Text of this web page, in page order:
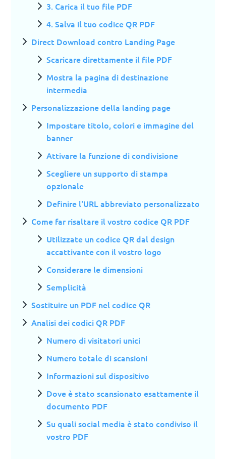
3. Carica il tuo file PDF
4. Salva il tuo codice QR PDF
Direct Download contro Landing Page
Scaricare direttamente il file PDF
Mostra la pagina di destinazione
intermedia
Personalizzazione della landing page
Impostare titolo, colori e immagine del
banner
Attivare la funzione di condivisione
Scegliere un supporto di stampa
opzionale
Definire l'URL abbreviato personalizzato
Come far risaltare il vostro codice QR PDF
Utilizzate un codice QR dal design
accattivante con il vostro logo
Considerare le dimensioni
Semplicità
Sostituire un PDF nel codice QR
Analisi dei codici QR PDF
Numero di visitatori unici
Numero totale di scansioni
Informazioni sul dispositivo
Dove è stato scansionato esattamente il
documento PDF
Su quali social media è stato condiviso il
vostro PDF